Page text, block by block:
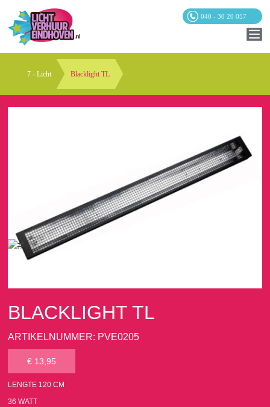
040 - 30 20 057
7 - Licht Blacklight TL
BLACKLIGHT TL
ARTIKELNUMMER: PVE0205
€ 13,95
LENGTE 120 CM
36 WATT